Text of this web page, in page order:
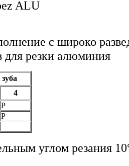
с широко
для резки алюминия
4
P
P
углом резания